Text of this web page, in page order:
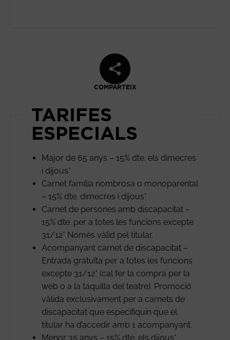
COMPARTEIX
TARIFES
ESPECIALS
Major de 65 anys – 15% dte. els dimecres
i dijous*
Carnet família nombrosa o monoparental
– 15% dte. dimecres i dijous*
Carnet de persones amb discapacitat –
15% dte. per a totes les funcions excepte
31/12* Només vàlid pel titular.
Acompanyant carnet de discapacitat –
Entrada gratuïta per a totes les funcions
excepte 31/12* (cal fer la compra per la
web o a la taquilla del teatre). Promoció
vàlida exclusivament per a carnets de
discapacitat que especifiquin que el
titular ha d’accedir amb 1 acompanyant.
Menor 35 anys – 15% dte. els dijous*